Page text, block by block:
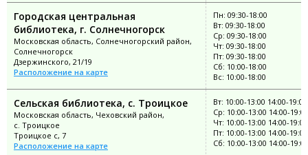
Городская центральная
библиотека, г. Солнечногорск
Московская область, Солнечногорский район,
Солнечногорск
Дзержинского, 21/19
Расположение на карте
Пн: 09:30-18:00
Вт: 09:30-18:00
Ср: 09:30-18:00
Чт: 09:30-18:00
Пт: 09:30-18:00
Сб: 10:00-18:00
Вс: 10:00-18:00
Сельская библиотека, с. Троицкое
Московская область, Чеховский район,
с. Троицкое
Троицкое с, 7
Расположение на карте
Вт: 10:00-13:00 14:00-19:00
Ср: 10:00-13:00 14:00-19:00
Чт: 10:00-13:00 14:00-19:00
Пт: 10:00-13:00 14:00-19:00
Сб: 10:00-13:00 14:00-19:00